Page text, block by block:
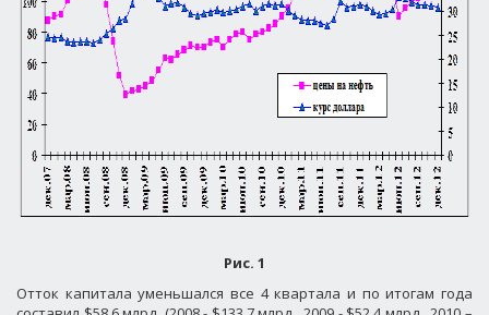
Рис. 1
Отток капитала уменьшался все 4 квартала и по итогам года